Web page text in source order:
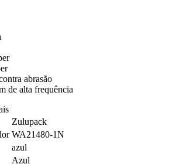
abrasão
de alta frequência
Zulupack
WA21480-1N
azul
Azul